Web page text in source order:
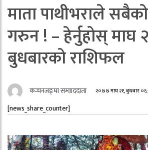
माता पाथीभराले
गरुन ! – हेर्नुहोस् माघ
बुधबारको राशिफल
कन्चनजङ्घा सम्वाददाता २०७७ माघ २१, बुधबार
[news_share_counter]